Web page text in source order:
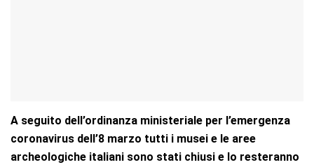
A seguito dell’ordinanza ministeriale per l’emergenza
coronavirus dell’8 marzo tutti i musei e le aree
archeologiche italiani sono stati chiusi e lo resteranno